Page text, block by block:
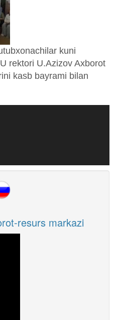
kuni
rektori U.Azizov Axborot
kasb bayrami bilan
resurs markazi